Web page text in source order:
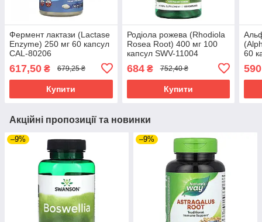
Фермент лактази (Lactase
Enzyme) 250 мг 60 капсул
CAL-80206
617,50 ₴ 679,25 ₴
Купити
Родіола рожева (Rhodiola
Rosea Root) 400 мг 100
капсул SWV-11004
684₴ 752,40 ₴
Купити
60
Акційні пропозиції та новинки
–9% –9%